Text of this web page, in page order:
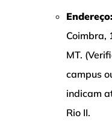
Endereço:
Coimbra,
MT.
campus
indicam
Rio II.